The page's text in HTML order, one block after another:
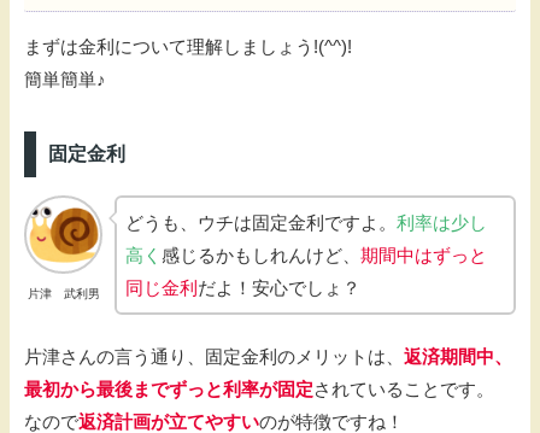
まずは金利について理解しましょう!(^^)!
簡単簡単♪
固定金利
片津 武利男
どうも、ウチは固定金利ですよ。利率は少し
高く感じるかもしれんけど、期間中はずっと
同じ金利 だよ！安心でしょ？
片津さんの言う通り、固定金利のメリットは、 返済期間中、
最初から最後までずっと利率が固定されていることです。
なので返済計画が立てやすいのが特徴ですね！